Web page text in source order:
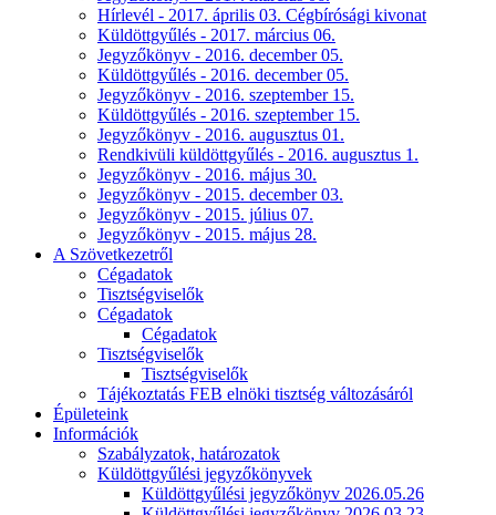
Hírlevél - 2017. április 03. Cégbírósági kivonat
Küldöttgyűlés - 2017. március 06.
Jegyzőkönyv - 2016. december 05.
Küldöttgyűlés - 2016. december 05.
Jegyzőkönyv - 2016. szeptember 15.
Küldöttgyűlés - 2016. szeptember 15.
Jegyzőkönyv - 2016. augusztus 01.
Rendkivüli küldöttgyűlés - 2016. augusztus 1.
Jegyzőkönyv - 2016. május 30.
Jegyzőkönyv - 2015. december 03.
Jegyzőkönyv - 2015. július 07.
Jegyzőkönyv - 2015. május 28.
A Szövetkezetről
Cégadatok
Tisztségviselők
Cégadatok
Cégadatok
Tisztségviselők
Tisztségviselők
Tájékoztatás FEB elnöki tisztség változásáról
Épületeink
Információk
Szabályzatok, határozatok
Küldöttgyűlési jegyzőkönyvek
Küldöttgyűlési jegyzőkönyv 2026.05.26